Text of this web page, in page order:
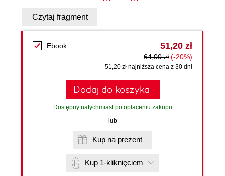
Czytaj fragment
Ebook 51,20 zł
64,00 zł (-20%)
51,20 zł najniższa cena z 30 dni
Dodaj do koszyka
Dostępny natychmiast po opłaceniu zakupu
lub
Kup na prezent
Kup 1-kliknięciem